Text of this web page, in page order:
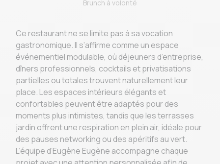
Brunch à volonté
Ce restaurant ne se limite pas à sa vocation
gastronomique. Il s’affirme comme un espace
événementiel modulable, où déjeuners d’entreprise,
dîners professionnels, cocktails et privatisations
partielles ou totales trouvent naturellement leur
place. Les espaces intérieurs élégants et
confortables peuvent être adaptés pour des
moments plus intimistes, tandis que les terrasses
jardin offrent une respiration en plein air, idéale pour
des pauses networking ou des apéritifs au vert.
L’équipe d’Eugène Eugène accompagne chaque